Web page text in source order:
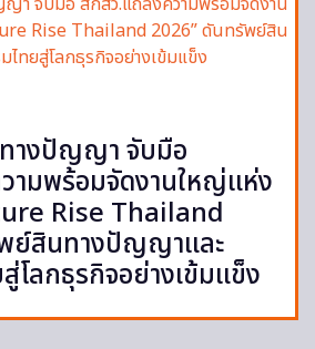
างปัญญา จับมือ
ามพร้อมจัดงานใหญ่แห่ง
Rise Thailand
ย์สินทางปัญญาและ
โลกธุรกิจอย่างเข้มแข็ง